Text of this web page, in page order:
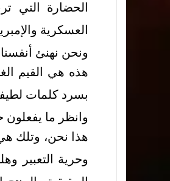
الحضارة التي
العسكرية
ونحن نهنئ
هذه هي القيم
بسرد كلمات
وانظر ما يفعلون
هذا نحن، وتلك هي
وحرية التعبير